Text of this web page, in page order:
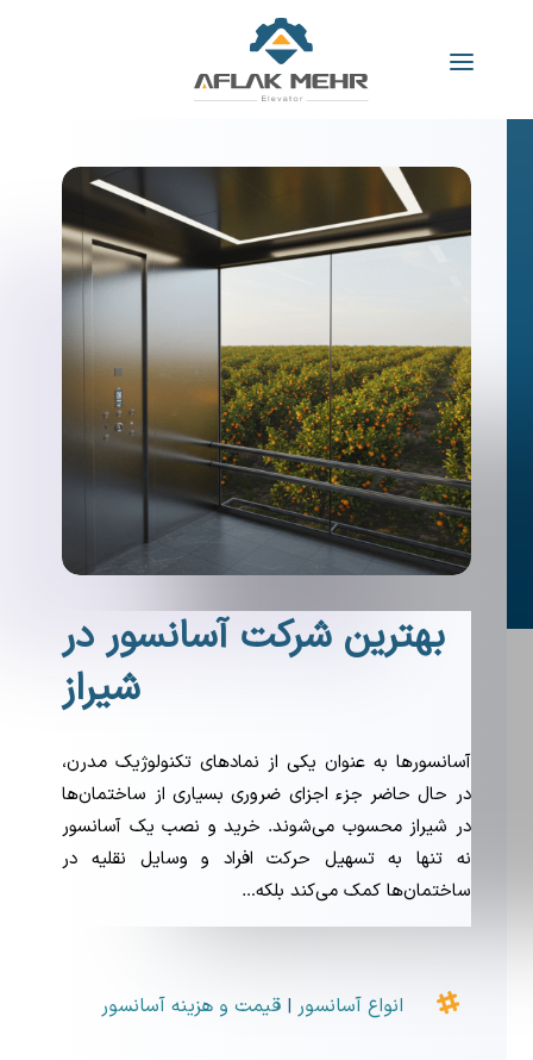
بهترین شرکت آسانسور در
شیراز
آسانسورها به عنوان یکی از نمادهای تکنولوژیک مدرن،
در حال حاضر جزء اجزای ضروری بسیاری از ساختمان‌ها
در شیراز محسوب می‌شوند. خرید و نصب یک آسانسور
نه تنها به تسهیل حرکت افراد و وسایل نقلیه در
ساختمان‌ها کمک می‌کند بلکه…
 انواع آسانسور |قیمت و هزینه آسانسور